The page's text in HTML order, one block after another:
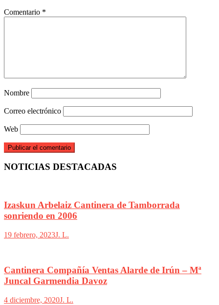
Comentario *
Nombre
Correo electrónico
Web
NOTICIAS DESTACADAS
Izaskun Arbelaiz Cantinera de Tamborrada
sonriendo en 2006
19 febrero, 2023J. L.
Cantinera Compañía Ventas Alarde de Irún – Mª
Juncal Garmendia Davoz
4 diciembre, 2020J. L.